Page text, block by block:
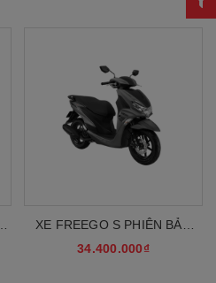
XE FREEGO S PHIÊN BẢN
ĐẶC BIỆT
34.400.000₫